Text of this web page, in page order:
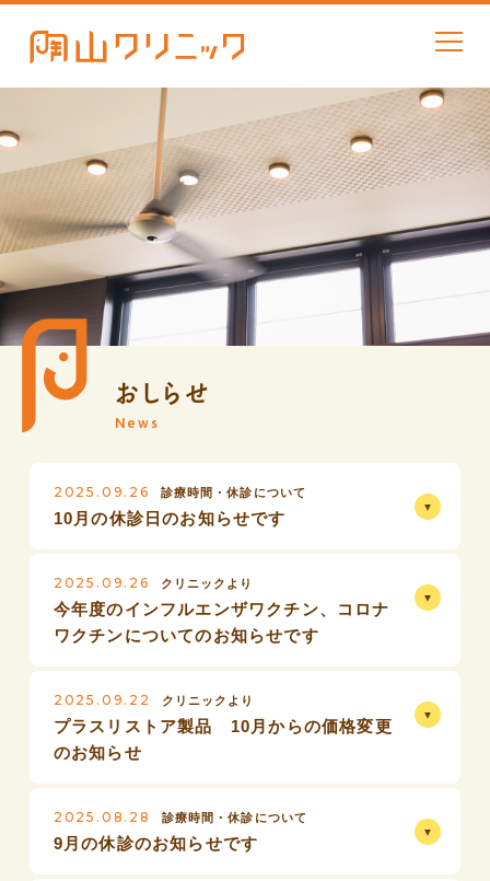
おしらせ
News
2025.09.26 診療時間・休診について
10月の休診日のお知らせです
2025.09.26 クリニックより
今年度のインフルエンザワクチン、コロナ
ワクチンについてのお知らせです
2025.09.22 クリニックより
プラスリストア製品 10月からの価格変更
のお知らせ
2025.08.28 診療時間・休診について
9月の休診のお知らせです